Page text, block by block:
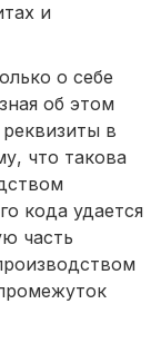
и
о себе
об этом
в
что такова
кода удается
часть